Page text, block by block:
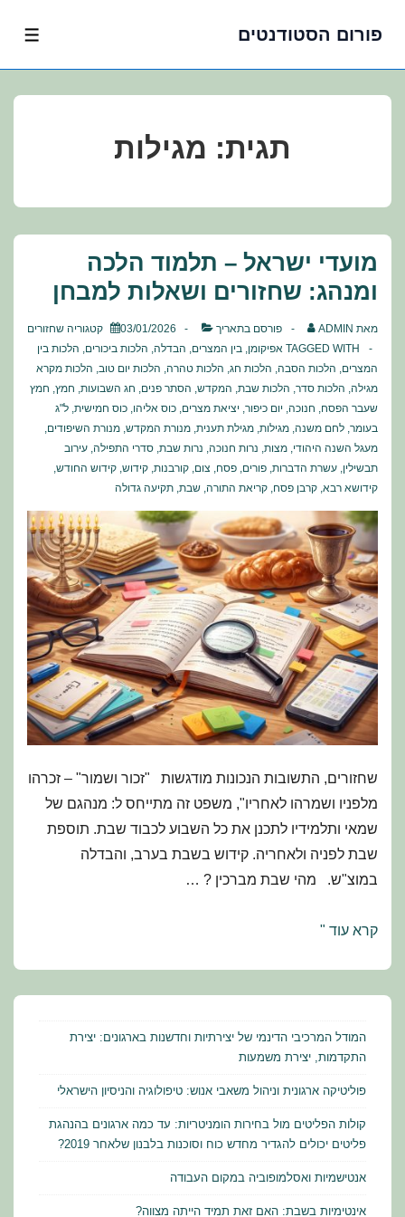
פורום הסטודנטים
תגית: מגילות
מועדי ישראל – תלמוד הלכה
ומנהג: שחזורים ושאלות למבחן
מאת ADMIN פורסם בתאריך 03/01/2026 קטגוריה שחזורים
TAGGED WITH אפיקומן, בין המצרים, הבדלה, הלכות ביכורים, הלכות בין
המצרים, הלכות הסבה, הלכות חג, הלכות טהרה, הלכות יום טוב, הלכות מקרא
מגילה, הלכות סדר, הלכות שבת, המקדש, הסתר פנים, חג השבועות, חמץ, חמץ
שעבר הפסח, חנוכה, יום כיפור, יציאת מצרים, כוס אליהו, כוס חמישית, ל"ג
בעומר, לחם משנה, מגילות, מגילת תענית, מנורת המקדש, מנורת השיפודים,
מעגל השנה היהודי, מצות, נרות חנוכה, נרות שבת, סדרי התפילה, עירוב
תבשילין, עשרת הדברות, פורים, פסח, צום, קורבנות, קידוש, קידוש החודש,
קידושא רבא, קרבן פסח, קריאת התורה, שבת, תקיעה גדולה
שחזורים, התשובות הנכונות מודגשות "זכור ושמור" – זכרהו
מלפניו ושמרהו לאחריו", משפט זה מתייחס ל: מנהגם של
שמאי ותלמידיו לתכנן את כל השבוע לכבוד שבת. תוספת
שבת לפניה ולאחריה. קידוש בשבת בערב, והבדלה
במוצ"ש. מהי שבת מברכין ? …
מועדי
הלכה
ומנהג:
שחזורים
למבחן
קרא עוד "
המודל המרכיבי הדינמי של יצירתיות וחדשנות בארגונים: יצירת
התקדמות, יצירת משמעות
פוליטיקה ארגונית וניהול משאבי אנוש: טיפולוגיה והניסיון הישראלי
קולות הפליטים מול בחירות הומניטריות: עד כמה ארגונים בהנהגת
פליטים יכולים להגדיר מחדש כוח וסוכנות בלבנון שלאחר 2019?
אנטישמיות ואסלמופוביה במקום העבודה
אינטימיות בשבת: האם זאת תמיד הייתה מצווה?